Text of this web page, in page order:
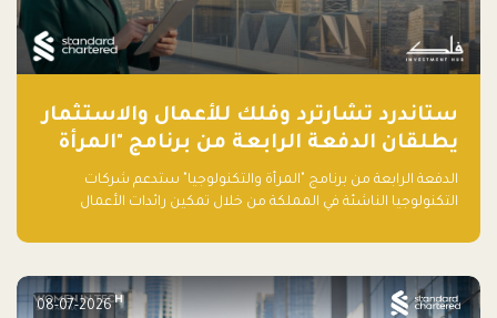
ستاندرد تشارترد وفلك للأعمال والاستثمار
يطلقان الدفعة الرابعة من برنامج "المرأة
والتكنولوجيا" لعام 2026 في المملكة
العربية السعودية
الدفعة الرابعة من برنامج "المرأة والتكنولوجيا" ستدعم شركات
التكنولوجيا الناشئة في المملكة من خلال تمكين رائدات الأعمال
08-07-2026